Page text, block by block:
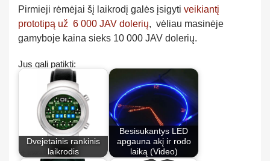
Pirmieji rėmėjai šį laikrodį galės įsigyti veikiantį
prototipą už 6 000 JAV dolerių, vėliau masinėje
gamyboje kaina sieks 10 000 JAV dolerių.
Jus gali patikti:
Dvejetainis rankinis
laikrodis
Besisukantys LED
apgauna akį ir rodo
laiką (Video)